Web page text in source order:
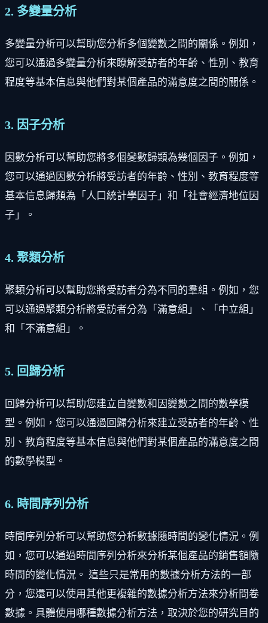
2. 多變量分析
多變量分析可以幫助您分析多個變數之間的關係。例如，
您可以通過多變量分析來瞭解受訪者的年齡、性別、教育
程度等基本信息與他們對某個產品的滿意度之間的關係。
3. 因子分析
因數分析可以幫助您將多個變數歸類為幾個因子。例如，
您可以通過因數分析將受訪者的年齡、性別、教育程度等
基本信息歸類為「人口統計學因子」和「社會經濟地位因
子」。
4. 聚類分析
聚類分析可以幫助您將受訪者分為不同的羣組。例如，您
可以通過聚類分析將受訪者分為「滿意組」、「中立組」
和「不滿意組」。
5. 回歸分析
回歸分析可以幫助您建立自變數和因變數之間的數學模
型。例如，您可以通過回歸分析來建立受訪者的年齡、性
別、教育程度等基本信息與他們對某個產品的滿意度之間
的數學模型。
6. 時間序列分析
時間序列分析可以幫助您分析數據隨時間的變化情況。例
如，您可以通過時間序列分析來分析某個產品的銷售額隨
時間的變化情況。 這些只是常用的數據分析方法的一部
分，您還可以使用其他更複雜的數據分析方法來分析問卷
數據。具體使用哪種數據分析方法，取決於您的研究目的